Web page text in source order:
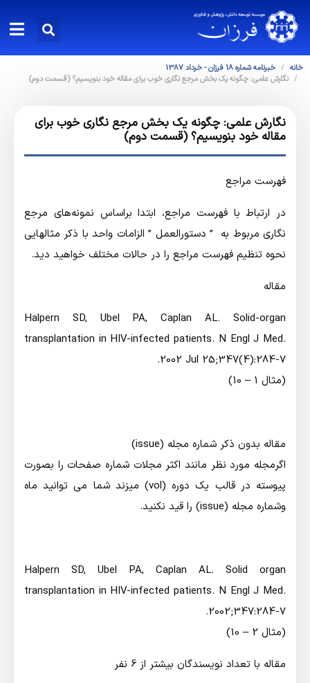
خانه
خبرنامه شماره 18 فرزان - خرداد 1387
نگارش علمی: چگونه يك بخش مرجع نگاری خوب براي مقاله خود بنويسيم؟ (قسمت دوم)
نگارش علمی: چگونه يك بخش مرجع نگاری خوب براي
مقاله خود بنويسيم؟ (قسمت دوم)
فهرست مراجع
در ارتباط با فهرست مراجع، ابتدا براساس نمونه‌هاي مرجع
نگاري مربوط به ” دستورالعمل ” الزامات واحد با ذكر مثالهايي
نحوه تنظيم فهرست مراجع را در حالات مختلف خواهيد ديد.
مقاله
Halpern SD, Ubel PA, Caplan AL. Solid-organ
transplantation in HIV-infected patients. N Engl J Med.
2002 Jul 25;347(4):284-7.
(مثال 1 – 10)
مقاله بدون ذكر شماره مجله (issue)
اگرمجله مورد نظر مانند اكثر مجلات شماره صفحات را بصورت
پيوسته در قالب يك دوره (vol) ميزند شما مي توانيد ماه
وشماره مجله (issue) را قيد نكنيد.
Halpern SD, Ubel PA, Caplan AL. Solid organ
transplantation in HIV-infected patients. N Engl J Med.
2002;347:284-7.
(مثال 2 – 10)
مقاله با تعداد نويسندگان بيشتر از 6 نفر